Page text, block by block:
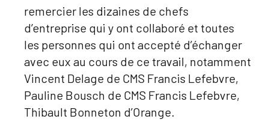
remercier les dizaines de chefs
d’entreprise qui y ont collaboré et toutes
les personnes qui ont accepté d’échanger
avec eux au cours de ce travail, notamment
Vincent Delage de CMS Francis Lefebvre,
Pauline Bousch de CMS Francis Lefebvre,
Thibault Bonneton d’Orange.